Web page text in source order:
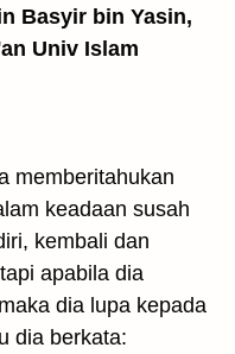
Basyir bin Yasin,
Univ Islam
memberitahukan
keadaan susah
kembali dan
apabila dia
dia lupa kepada
dia berkata: